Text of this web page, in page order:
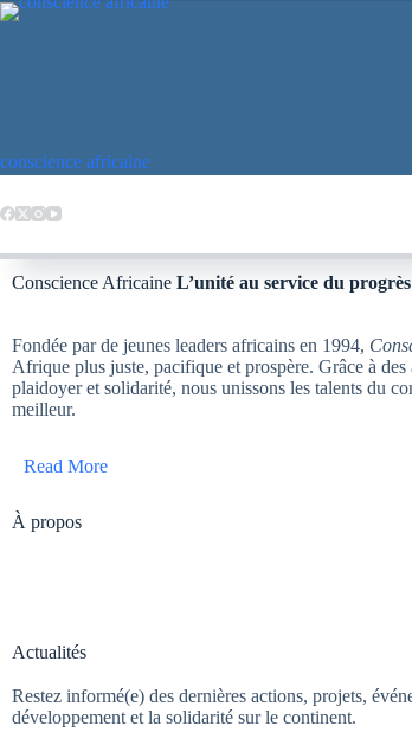
conscience africaine
Conscience Africaine L’unité au service du progrès
Fondée par de jeunes leaders africains en 1994,
Afrique plus juste, pacifique et prospère. Grâce à
plaidoyer et solidarité, nous unissons les talents du
meilleur.
Read More
À propos
Actualités
Restez informé(e) des dernières actions, projets,
développement et la solidarité sur le continent.